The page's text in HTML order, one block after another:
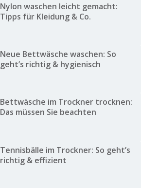
Nylon waschen leicht gemacht:
Tipps für Kleidung & Co.
Neue Bettwäsche waschen: So
geht’s richtig & hygienisch
Bettwäsche im Trockner trocknen:
Das müssen Sie beachten
Tennisbälle im Trockner: So geht’s
richtig & effizient